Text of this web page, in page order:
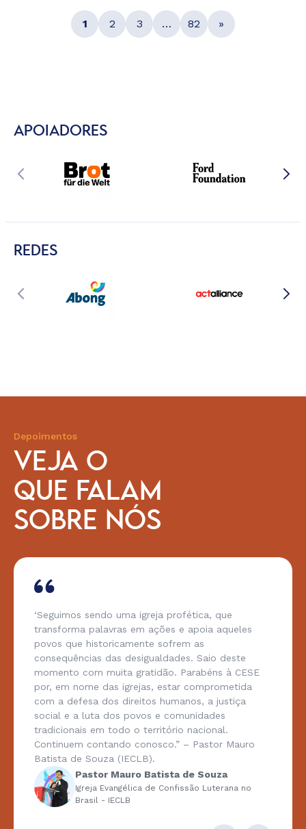
1 2 3 … 82 »
APOIADORES
REDES
Depoimentos
VEJA O
QUE FALAM
SOBRE NÓS
‘Seguimos sendo uma igreja profética, que
transforma palavras em ações e apoia aqueles
povos que historicamente sofrem as
consequências das desigualdades. Saio deste
momento com muita gratidão. Parabéns à CESE
por, em nome das igrejas, estar comprometida
com a defesa dos direitos humanos, a justiça
social e a luta dos povos e comunidades
tradicionais em todo o território nacional.
Continuem contando conosco.” – Pastor Mauro
Batista de Souza (IECLB).
Pastor Mauro Batista de Souza
Igreja Evangélica de Confissão Luterana no
Brasil - IECLB